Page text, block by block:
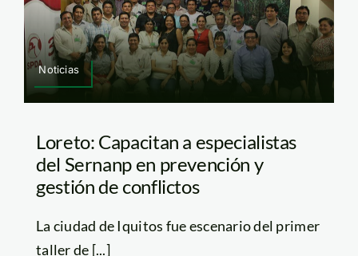
Noticias
Loreto: Capacitan a especialistas
del Sernanp en prevención y
gestión de conflictos
La ciudad de Iquitos fue escenario del primer
taller de [...]